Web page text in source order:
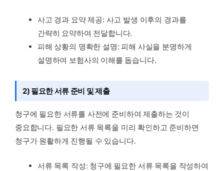
사고 경과 요약 제공: 사고 발생 이후의 경과를
간략히 요약하여 전달합니다.
피해 상황의 명확한 설명: 피해 사실을 분명하게
설명하여 보험사의 이해를 돕습니다.
2) 필요한 서류 준비 및 제출
청구에 필요한 서류를 사전에 준비하여 제출하는 것이
중요합니다. 필요한 서류 목록을 미리 확인하고 준비하면
청구가 원활하게 진행될 수 있습니다.
서류 목록 작성: 청구에 필요한 서류 목록을 작성하여